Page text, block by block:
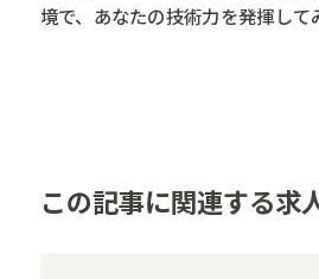
境で、あなたの技術力を発揮して
この記事に関連する求